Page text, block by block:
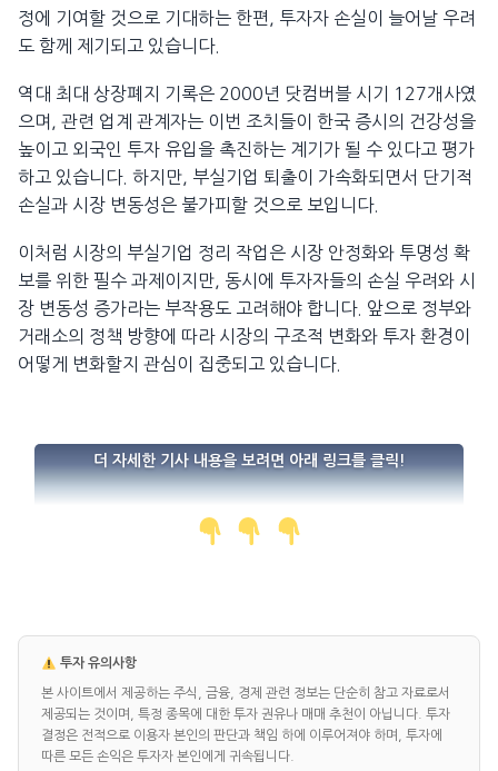
정에 기여할 것으로 기대하는 한편, 투자자 손실이 늘어날 우려
도 함께 제기되고 있습니다.
역대 최대 상장폐지 기록은 2000년 닷컴버블 시기 127개사였
으며, 관련 업계 관계자는 이번 조치들이 한국 증시의 건강성을
높이고 외국인 투자 유입을 촉진하는 계기가 될 수 있다고 평가
하고 있습니다. 하지만, 부실기업 퇴출이 가속화되면서 단기적
손실과 시장 변동성은 불가피할 것으로 보입니다.
이처럼 시장의 부실기업 정리 작업은 시장 안정화와 투명성 확
보를 위한 필수 과제이지만, 동시에 투자자들의 손실 우려와 시
장 변동성 증가라는 부작용도 고려해야 합니다. 앞으로 정부와
거래소의 정책 방향에 따라 시장의 구조적 변화와 투자 환경이
어떻게 변화할지 관심이 집중되고 있습니다.
더 자세한 기사 내용을 보려면 아래 링크를 클릭!
투자 유의사항
본 사이트에서 제공하는 주식, 금융, 경제 관련 정보는 단순히 참고 자료로서
제공되는 것이며, 특정 종목에 대한 투자 권유나 매매 추천이 아닙니다. 투자
결정은 전적으로 이용자 본인의 판단과 책임 하에 이루어져야 하며, 투자에
따른 모든 손익은 투자자 본인에게 귀속됩니다.